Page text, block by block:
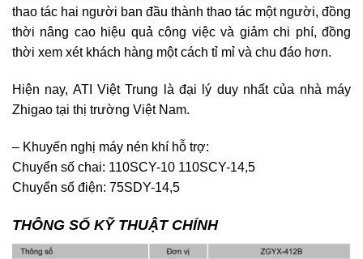
thao tác hai người ban đầu thành thao tác một người, đồng
thời nâng cao hiệu quả công việc và giảm chi phí, đồng
thời xem xét khách hàng một cách tỉ mỉ và chu đáo hơn.
Hiện nay, ATI Việt Trung là đại lý duy nhất của nhà máy
Zhigao tại thị trường Việt Nam.
– Khuyến nghị máy nén khí hỗ trợ:
Chuyển số chai: 110SCY-10 110SCY-14,5
Chuyển số điện: 75SDY-14,5
THÔNG SỐ KỸ THUẬT CHÍNH